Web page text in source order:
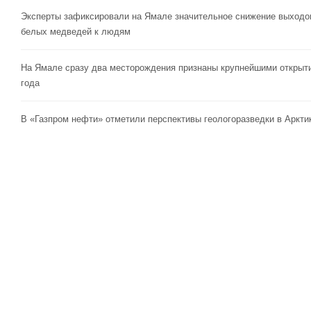
Эксперты зафиксировали на Ямале значительное снижение
белых медведей к людям
На Ямале сразу два месторождения признаны крупнейшими
года
В «Газпром нефти» отметили перспективы геологоразведки в